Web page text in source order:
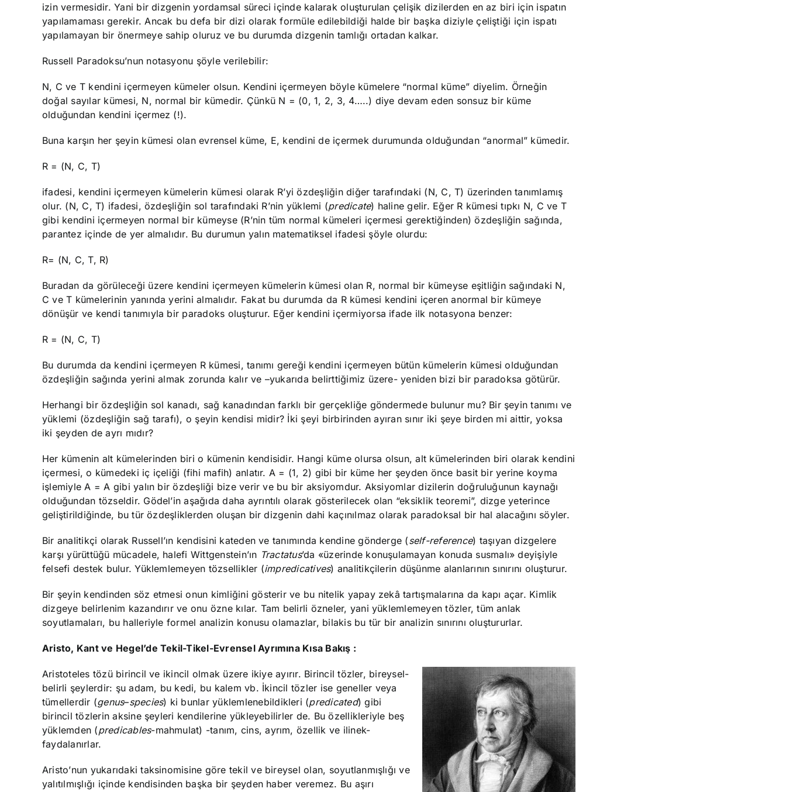
izin vermesidir. Yani bir dizgenin yordamsal süreci içinde kalarak oluşturulan çelişik dizilerden en az biri için ispatın
yapılamaması gerekir. Ancak bu defa bir dizi olarak formüle edilebildiği halde bir başka diziyle çeliştiği için ispatı
yapılamayan bir önermeye sahip oluruz ve bu durumda dizgenin tamlığı ortadan kalkar.
Russell Paradoksu’nun notasyonu şöyle verilebilir:
N, C ve T kendini içermeyen kümeler olsun. Kendini içermeyen böyle kümelere “normal küme” diyelim. Örneğin
doğal sayılar kümesi, N, normal bir kümedir. Çünkü N = (0, 1, 2, 3, 4…..) diye devam eden sonsuz bir küme
olduğundan kendini içermez (!).
Buna karşın her şeyin kümesi olan evrensel küme, E, kendini de içermek durumunda olduğundan “anormal” kümedir.
R = (N, C, T)
ifadesi, kendini içermeyen kümelerin kümesi olarak R’yi özdeşliğin diğer tarafındaki (N, C, T) üzerinden tanımlamış
olur. (N, C, T) ifadesi, özdeşliğin sol tarafındaki R’nin yüklemi (predicate) haline gelir. Eğer R kümesi tıpkı N, C ve T
gibi kendini içermeyen normal bir kümeyse (R’nin tüm normal kümeleri içermesi gerektiğinden) özdeşliğin sağında,
parantez içinde de yer almalıdır. Bu durumun yalın matematiksel ifadesi şöyle olurdu:
R= (N, C, T, R)
Buradan da görüleceği üzere kendini içermeyen kümelerin kümesi olan R, normal bir kümeyse eşitliğin sağındaki N,
C ve T kümelerinin yanında yerini almalıdır. Fakat bu durumda da R kümesi kendini içeren anormal bir kümeye
dönüşür ve kendi tanımıyla bir paradoks oluşturur. Eğer kendini içermiyorsa ifade ilk notasyona benzer:
R = (N, C, T)
Bu durumda da kendini içermeyen R kümesi, tanımı gereği kendini içermeyen bütün kümelerin kümesi olduğundan
özdeşliğin sağında yerini almak zorunda kalır ve –yukarıda belirttiğimiz üzere- yeniden bizi bir paradoksa götürür.
Herhangi bir özdeşliğin sol kanadı, sağ kanadından farklı bir gerçekliğe göndermede bulunur mu? Bir şeyin tanımı ve
yüklemi (özdeşliğin sağ tarafı), o şeyin kendisi midir? İki şeyi birbirinden ayıran sınır iki şeye birden mi aittir, yoksa
iki şeyden de ayrı mıdır?
Her kümenin alt kümelerinden biri o kümenin kendisidir. Hangi küme olursa olsun, alt kümelerinden biri olarak kendini
içermesi, o kümedeki iç içeliği (fihi mafih) anlatır. A = (1, 2) gibi bir küme her şeyden önce basit bir yerine koyma
işlemiyle A = A gibi yalın bir özdeşliği bize verir ve bu bir aksiyomdur. Aksiyomlar dizilerin doğruluğunun kaynağı
olduğundan tözseldir. Gödel’in aşağıda daha ayrıntılı olarak gösterilecek olan “eksiklik teoremi”, dizge yeterince
geliştirildiğinde, bu tür özdeşliklerden oluşan bir dizgenin dahi kaçınılmaz olarak paradoksal bir hal alacağını söyler.
Bir analitikçi olarak Russell’ın kendisini kateden ve tanımında kendine gönderge (self-reference) taşıyan dizgelere
karşı yürüttüğü mücadele, halefi Wittgenstein’ın Tractatus’da «üzerinde konuşulamayan konuda susmalı» deyişiyle
felsefi destek bulur. Yüklemlemeyen tözsellikler (impredicatives) analitikçilerin düşünme alanlarının sınırını oluşturur.
Bir şeyin kendinden söz etmesi onun kimliğini gösterir ve bu nitelik yapay zekâ tartışmalarına da kapı açar. Kimlik
dizgeye belirlenim kazandırır ve onu özne kılar. Tam belirli özneler, yani yüklemlemeyen tözler, tüm anlak
soyutlamaları, bu halleriyle formel analizin konusu olamazlar, bilakis bu tür bir analizin sınırını oluştururlar.
Aristo, Kant ve Hegel’de Tekil-Tikel-Evrensel Ayrımına Kısa Bakış :
Aristoteles tözü birincil ve ikincil olmak üzere ikiye ayırır. Birincil tözler, bireysel-
belirli şeylerdir: şu adam, bu kedi, bu kalem vb. İkincil tözler ise geneller veya
tümellerdir (genus–species) ki bunlar yüklemlenebildikleri (predicated) gibi
birincil tözlerin aksine şeyleri kendilerine yükleyebilirler de. Bu özellikleriyle beş
yüklemden (predicables-mahmulat) -tanım, cins, ayrım, özellik ve ilinek-
faydalanırlar.
Aristo’nun yukarıdaki taksinomisine göre tekil ve bireysel olan, soyutlanmışlığı ve
yalıtılmışlığı içinde kendisinden başka bir şeyden haber veremez. Bu aşırı